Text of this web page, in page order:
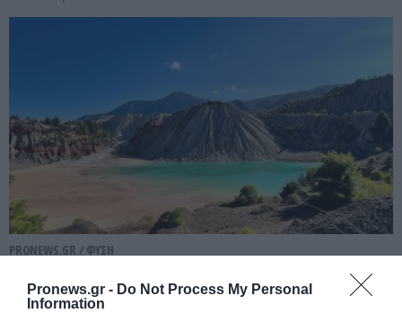
Pronews.gr - Do Not Process My Personal
Information
PRONEWS.GR / ΦΥΣΗ
Οι κρυμμένες λίμνες της Βόρειας
Εύβοιας – Από τα ορυχεία σε έναν